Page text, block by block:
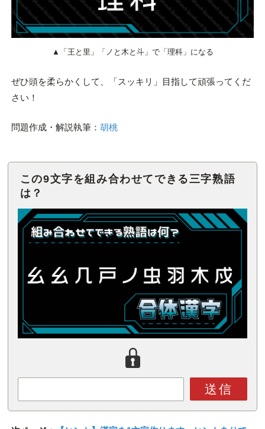
▲「王と里」「ノと木と斗」で「理科」になる
ぜひ頭を柔らかくして、「スッキリ」目指して頑張ってくだ
さい！
問題作成・解説執筆： 胡桃
この9文字を組み合わせてできる三字熟語
は？
送信